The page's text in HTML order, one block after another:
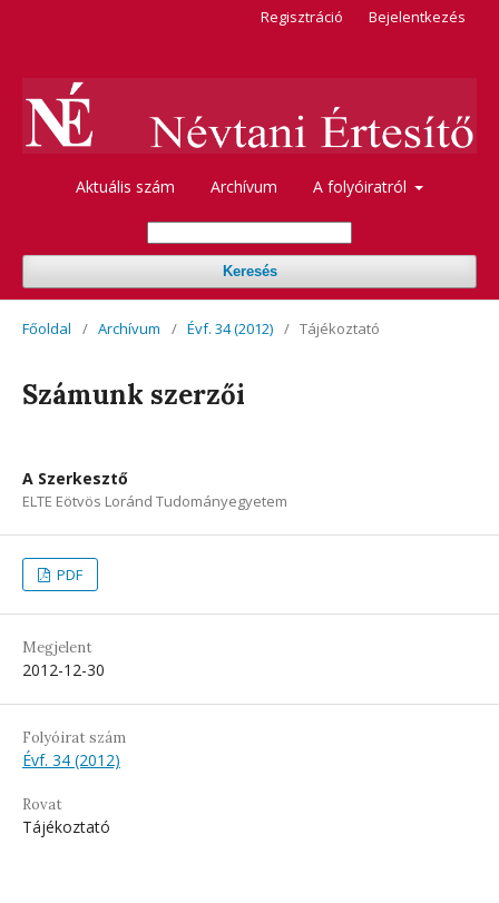
Aktuális szám Archívum A folyóiratról
Keresés
Regisztráció Bejelentkezés
Főoldal / Archívum / Évf. 34 (2012) / Tájékoztató
Számunk szerzői
A Szerkesztő
ELTE Eötvös Loránd Tudományegyetem
PDF
Megjelent
2012-12-30
Folyóirat szám
Évf. 34 (2012)
Rovat
Tájékoztató